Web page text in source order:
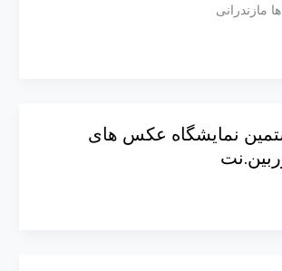
مازندرانی
نمایشگاه عکس های